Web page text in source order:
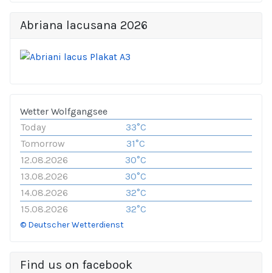
Abriana lacusana 2026
Wetter Wolfgangsee
Today
33°C
Tomorrow
31°C
12.08.2026
30°C
13.08.2026
30°C
14.08.2026
32°C
15.08.2026
32°C
© Deutscher Wetterdienst
Find us on facebook